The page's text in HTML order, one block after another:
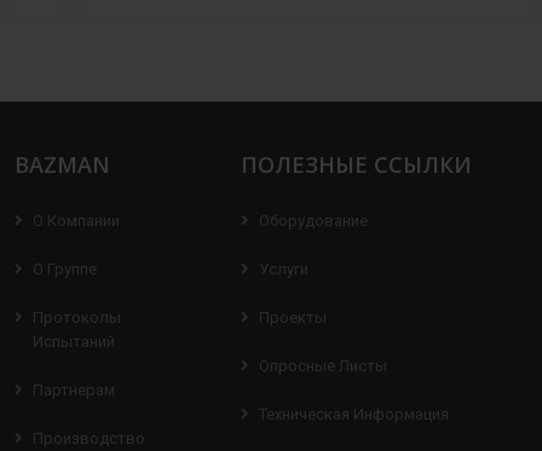
BAZMAN
О Компании
О Группе
Протоколы
Испытаний
Партнерам
Производство
ПОЛЕЗНЫЕ ССЫЛКИ
Оборудование
Услуги
Проекты
Опросные Листы
Техническая Информация